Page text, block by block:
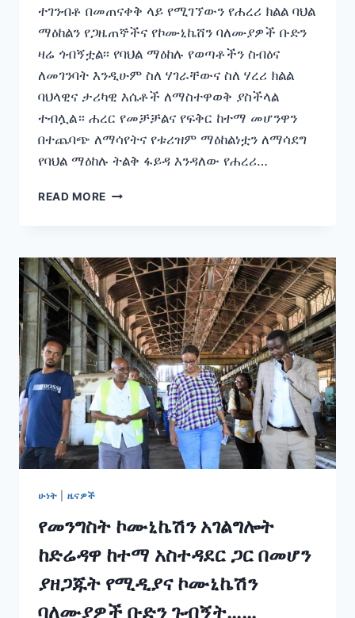
ተገንብቶ በመጠናቀቅ ላይ የሚገኘውን የሐረሪ ክልል ባህል
ማዕከልን የጋዜጠኞችና የኮሙኒኬሸን ባለሙያዎች ቡድን
ዛሬ ጎብኝቷል፡፡ የባህል ማዕከሉ የወጣቶችን ስብዕና
ለመገንባት እንዲሁም ስለ ሃገራቸውና ስለ ሃረሪ ክልል
ባህላዊና ታሪካዊ እሴቶች ለማስተዋወቅ ያስችላል
ተብሏል። ሐረር የመቻቻልና የፍቅር ከተማ መሆንዋን
በተጨባጭ ለማሳየትና የቱሪዝም ማዕከልነቷን ለማሳደግ
የባህል ማዕከሉ ትልቅ ፋይዳ እንዳለው የሐረሪ…
READ MORE በሐረር
ብር
በላይ
በሆነ
ወጪ
ተገንብቶ
በመጠናቀቅ
ላይ
የሚገኘውን
የሐረሪ
ክልል
ባህል
ማዕከልን
የጋዜጠኞችና
ዛሬ
ሁነት ዜናዎች
የመንግስት ኮሙኒኬሽን አገልግሎት
ከድሬዳዋ ከተማ አስተዳደር ጋር በመሆን
ያዘጋጁት የሚዲያና ኮሙኒኬሽን
ባለሙያዎች ቡድን ጉብኝት……